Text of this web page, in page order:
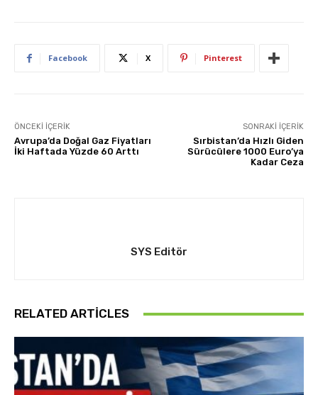
Facebook X Pinterest
ÖNCEKI İÇERIK
Avrupa’da Doğal Gaz Fiyatları
İki Haftada Yüzde 60 Arttı
SONRAKI İÇERIK
Sırbistan’da Hızlı Giden
Sürücülere 1000 Euro’ya
Kadar Ceza
SYS Editör
RELATED ARTICLES